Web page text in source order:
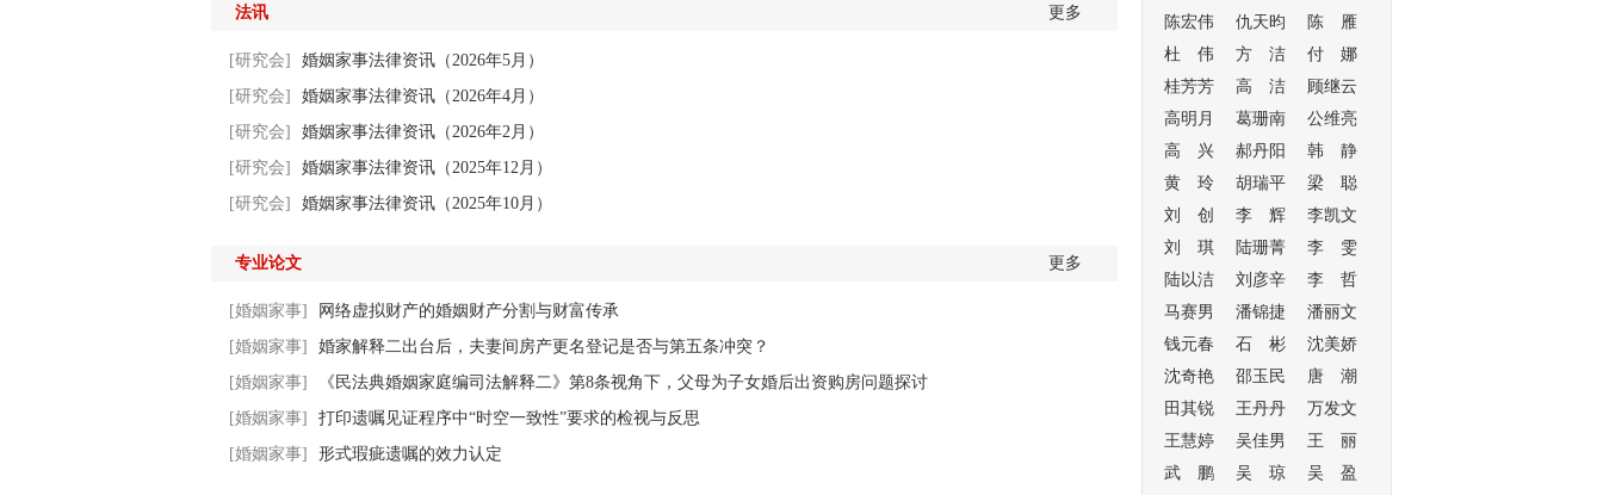
更多
法讯
[研究会]
婚姻家事法律资讯（2026年5月）
[研究会]
婚姻家事法律资讯（2026年4月）
[研究会]
婚姻家事法律资讯（2026年2月）
[研究会]
婚姻家事法律资讯（2025年12月）
[研究会]
婚姻家事法律资讯（2025年10月）
更多
专业论文
[婚姻家事]
网络虚拟财产的婚姻财产分割与财富传承
[婚姻家事]
婚家解释二出台后，夫妻间房产更名登记是否与第五条冲突？
[婚姻家事]
《民法典婚姻家庭编司法解释二》第8条视角下，父母为子女婚后出资购房问题探讨
[婚姻家事]
打印遗嘱见证程序中“时空一致性”要求的检视与反思
[婚姻家事]
形式瑕疵遗嘱的效力认定
陈宏伟
仇天昀
陈 雁
杜 伟
方 洁
付 娜
桂芳芳
高 洁
顾继云
高明月
葛珊南
公维亮
高 兴
郝丹阳
韩 静
黄 玲
胡瑞平
梁 聪
刘 创
李 辉
李凯文
刘 琪
陆珊菁
李 雯
陆以洁
刘彦辛
李 哲
马赛男
潘锦捷
潘丽文
钱元春
石 彬
沈美娇
沈奇艳
邵玉民
唐 潮
田其锐
王丹丹
万发文
王慧婷
吴佳男
王 丽
武 鹏
吴 琼
吴 盈